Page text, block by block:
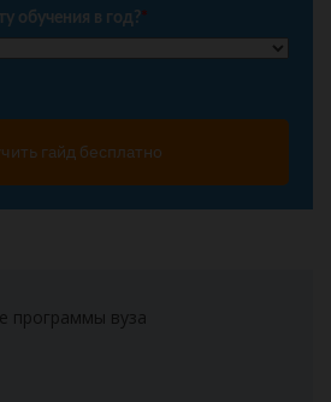
обучения в год?*
гайд бесплатно
программы вуза